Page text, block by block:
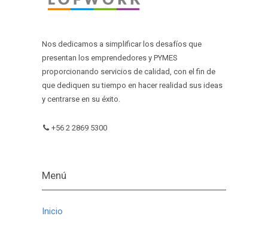
Nos dedicamos a simplificar los desafíos que
presentan los emprendedores y PYMES
proporcionando servicios de calidad, con el fin de
que dediquen su tiempo en hacer realidad sus ideas
y centrarse en su éxito.
+56 2 2869 5300
Menú
Inicio